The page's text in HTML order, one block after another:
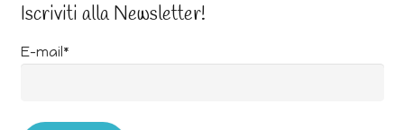
Iscriviti alla Newsletter!
E-mail*